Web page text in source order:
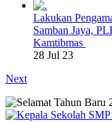
Lakukan
Samban Jaya,
Kamtibmas
28 Jul 23
Next